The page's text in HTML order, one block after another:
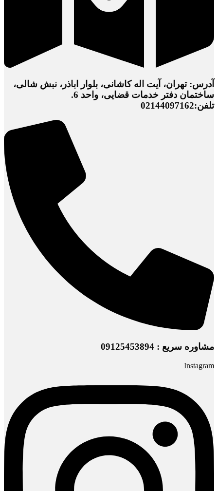
آدرس: تهران، آیت اله کاشانی، بلوار اباذر، نبش شالی،
ساختمان دفتر خدمات قضایی، واحد 6.
تلفن:02144097162
مشاوره سریع : 09125453894
Instagram